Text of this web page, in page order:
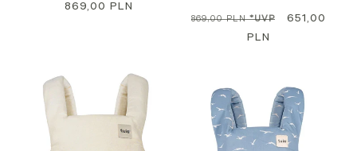
Regulärer
869,00 PLN
Regulärer
869,00 PLN*UVP Sale
651,00
PLN